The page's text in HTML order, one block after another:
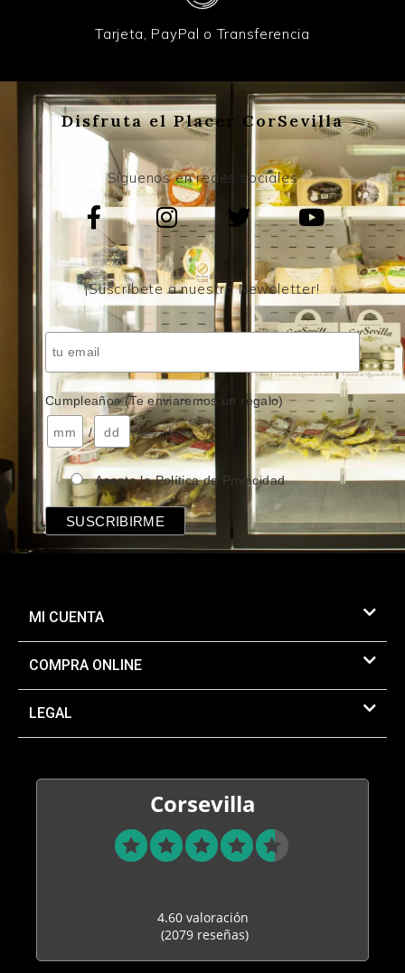
Tarjeta, PayPal o Transferencia
Disfruta el Placer CorSevilla
Síguenos en redes sociales
¡Suscríbete a nuestro Newsletter!
Cumpleaños (Te enviaremos un regalo)
/ ( mes / día )
Acepto la Política de Privacidad
MI CUENTA
COMPRA ONLINE
LEGAL
Corsevilla
4.60 valoración
(2079 reseñas)